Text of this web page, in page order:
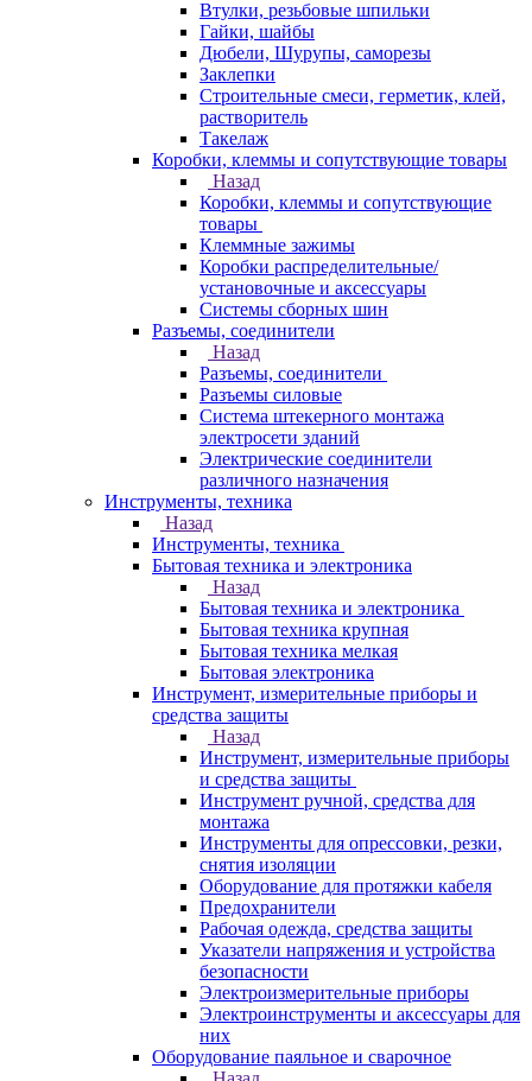
Втулки, резьбовые шпильки
Гайки, шайбы
Дюбели, Шурупы, саморезы
Заклепки
Строительные смеси, герметик, клей,
растворитель
Такелаж
Коробки, клеммы и сопутствующие товары
Назад
Коробки, клеммы и сопутствующие
товары
Клеммные зажимы
Коробки распределительные/
установочные и аксессуары
Системы сборных шин
Разъемы, соединители
Назад
Разъемы, соединители
Разъемы силовые
Система штекерного монтажа
электросети зданий
Электрические соединители
различного назначения
Инструменты, техника
Назад
Инструменты, техника
Бытовая техника и электроника
Назад
Бытовая техника и электроника
Бытовая техника крупная
Бытовая техника мелкая
Бытовая электроника
Инструмент, измерительные приборы и
средства защиты
Назад
Инструмент, измерительные приборы
и средства защиты
Инструмент ручной, средства для
монтажа
Инструменты для опрессовки, резки,
снятия изоляции
Оборудование для протяжки кабеля
Предохранители
Рабочая одежда, средства защиты
Указатели напряжения и устройства
безопасности
Электроизмерительные приборы
Электроинструменты и аксессуары для
них
Оборудование паяльное и сварочное